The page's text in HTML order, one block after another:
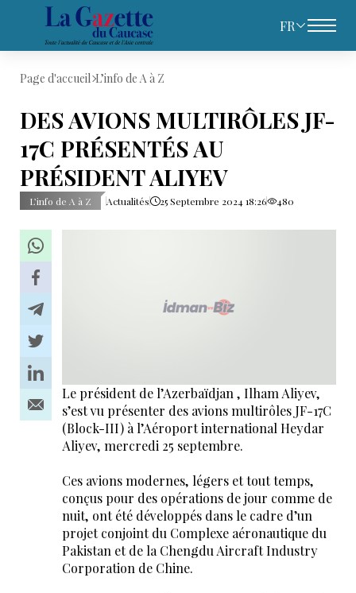
FR
Page d'accueil L’info de A à Z
DES AVIONS MULTIRÔLES JF-
17C PRÉSENTÉS AU
PRÉSIDENT ALIYEV
L’info de A à Z Actualités 25 Septembre 2024 18:26 480
Le président de l’Azerbaïdjan , Ilham Aliyev,
s’est vu présenter des avions multirôles JF-17C
(Block-III) à l’Aéroport international Heydar
Aliyev, mercredi 25 septembre.
Ces avions modernes, légers et tout temps,
conçus pour des opérations de jour comme de
nuit, ont été développés dans le cadre d’un
projet conjoint du Complexe aéronautique du
Pakistan et de la Chengdu Aircraft Industry
Corporation de Chine.